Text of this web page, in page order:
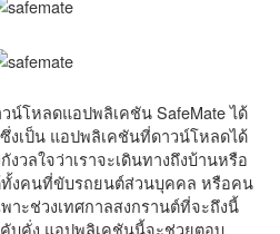
โหลดแอปพลิเคชัน SafeMate ได้
งเป็น แอปพลิเคชันที่ดาวน์โหลดได้
วลใจว่าเราจะเดินทางถึงบ้านหรือ
ทั้งคนที่ขับรถยนต์ส่วนบุคคล หรือคน
าะช่วงเทศกาลสงกรานต์ที่จะถึงนี้
คับคั่ง แอปพลิเคชันนี้จะช่วยตอบ